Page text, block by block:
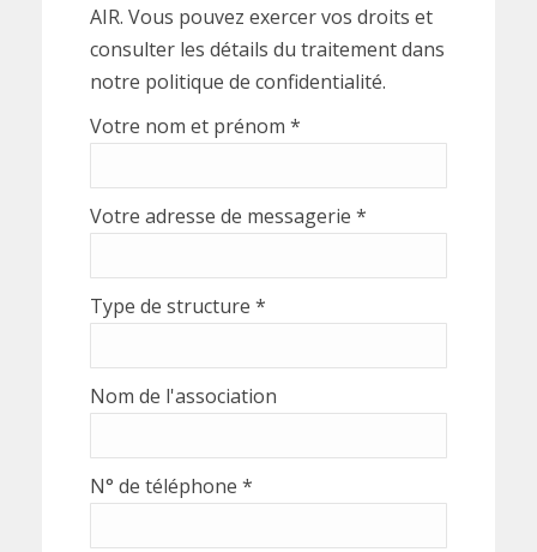
AIR. Vous pouvez exercer vos droits et
consulter les détails du traitement dans
notre politique de confidentialité.
Votre nom et prénom *
Votre adresse de messagerie *
Type de structure *
Nom de l'association
N° de téléphone *